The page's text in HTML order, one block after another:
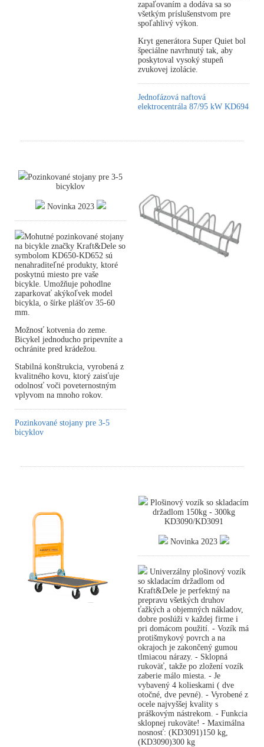
zapaľovaním a dodáva sa so
všetkým príslušenstvom pre
spoľahlivý výkon.
Kryt generátora Super Quiet bol
špeciálne navrhnutý tak, aby
poskytoval vysoký stupeň
zvukovej izolácie.
Jednofázová naftová
elektrocentrála 87/95 kW KD694
Pozinkované stojany pre 3-5
bicyklov
Novinka 2023
Mohutné pozinkované stojany
na bicykle značky Kraft&Dele so
symbolom KD650-KD652 sú
nenahraditeľné produkty, ktoré
poskytnú miesto pre vaše
bicykle. Umožňuje pohodlne
zaparkovať akýkoľvek model
bicykla, o šírke plášťov 35-60
mm.
Možnosť kotvenia do zeme.
Bicykel jednoducho pripevníte a
ochránite pred krádežou.
Stabilná konštrukcia, vyrobená z
kvalitného kovu, ktorý zaisťuje
odolnosť voči poveternostným
vplyvom na mnoho rokov.
Pozinkované stojany pre 3-5
bicyklov
Plošinový vozík so skladacím
držadlom 150kg - 300kg
KD3090/KD3091
Novinka 2023
Univerzálny plošinový vozík
so skladacím držadlom od
Kraft&Dele je perfektný na
prepravu všetkých druhov
ťažkých a objemných nákladov,
dobre poslúži v každej firme i
pri domácom použití. - Vozík má
protišmykový povrch a na
okrajoch je zakončený gumou
tlmiacou nárazy. - Sklopná
rukoväť, takže po zložení vozík
zaberie málo miesta. - Je
vybavený 4 kolieskami ( dve
otočné, dve pevné). - Vyrobené z
ocele najvyššej kvality s
práškovým nástrekom. - Funkcia
sklopnej rukoväte! - Maximálna
nosnosť: (KD3091)150 kg,
(KD3090)300 kg